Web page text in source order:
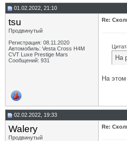
01.02.2022, 21:10
tsu
Продвинутый
Регистрация: 08.11.2020
Автомобиль: Vesta Cross H4M
CVT Luxe Prestige Mars
Сообщений: 931
Re:
На
На
02.02.2022, 19:33
Walery
Продвинутый
Re: